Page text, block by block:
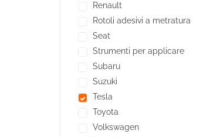
Renault
Rotoli adesivi a metratura
Seat
Strumenti per applicare
Subaru
Suzuki
Tesla
Toyota
Volkswagen